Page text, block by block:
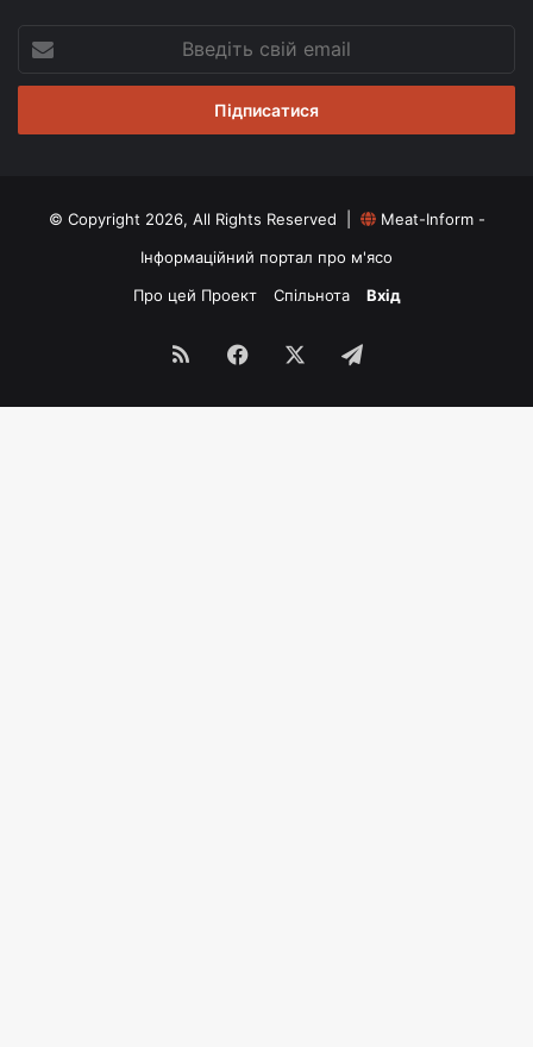
свій
email
© Copyright 2026, All Rights Reserved |
Meat-Inform -
Інформаційний портал про м'ясо
Про цей Проект
Спільнота Вхід
RSS Facebook